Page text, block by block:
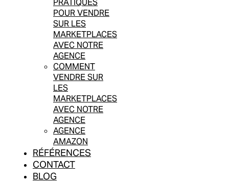
PRATIQUES
POUR VENDRE
SUR LES
MARKETPLACES
AVEC NOTRE
AGENCE
COMMENT
VENDRE SUR
LES
MARKETPLACES
AVEC NOTRE
AGENCE
AGENCE
AMAZON
RÉFÉRENCES
CONTACT
BLOG